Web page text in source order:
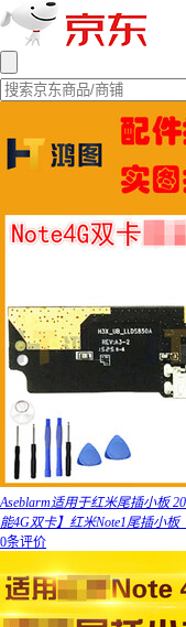
Aseblarm适用于红米尾插小板
能4G双卡】红米Note1尾插小
0条评价